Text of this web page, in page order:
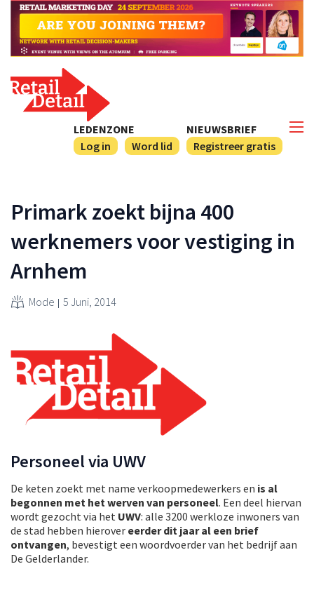
NIEUWSBRIEF
Registreer gratis
LEDENZONE
Log in
Word lid
Primark zoekt bijna 400
werknemers voor vestiging in
Arnhem
Mode 5 Juni, 2014
Personeel via UWV
De keten zoekt met name verkoopmedewerkers en is al
begonnen met het werven van personeel. Een deel hiervan
wordt gezocht via het UWV: alle 3200 werkloze inwoners van
de stad hebben hierover eerder dit jaar al een brief
ontvangen, bevestigt een woordvoerder van het bedrijf aan
De Gelderlander.